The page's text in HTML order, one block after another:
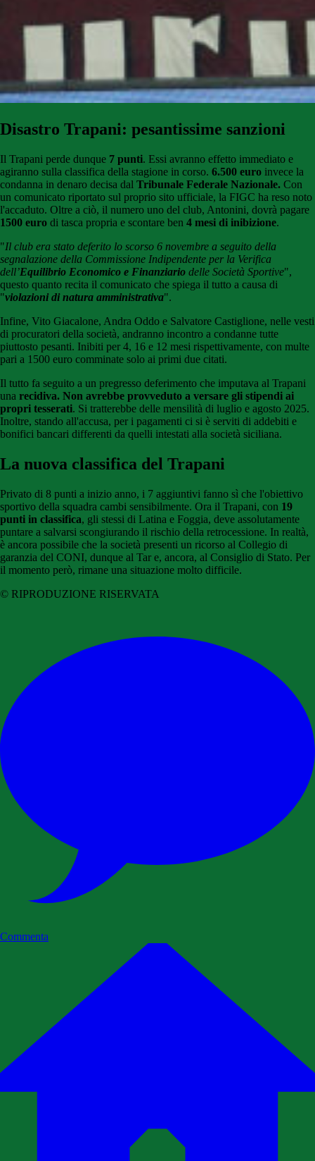
Disastro Trapani: pesantissime sanzioni
Il Trapani perde dunque 7 punti. Essi avranno effetto immediato e
agiranno sulla classifica della stagione in corso. 6.500 euro invece la
condanna in denaro decisa dal Tribunale Federale Nazionale. Con
un comunicato riportato sul proprio sito ufficiale, la FIGC ha reso noto
l'accaduto. Oltre a ciò, il numero uno del club, Antonini, dovrà pagare
1500 euro di tasca propria e scontare ben 4 mesi di inibizione.
"Il club era stato deferito lo scorso 6 novembre a seguito della
segnalazione della Commissione Indipendente per la Verifica
dell’Equilibrio Economico e Finanziario delle Società Sportive",
questo quanto recita il comunicato che spiega il tutto a causa di
"violazioni di natura amministrativa".
Infine, Vito Giacalone, Andra Oddo e Salvatore Castiglione, nelle vesti
di procuratori della società, andranno incontro a condanne tutte
piuttosto pesanti. Inibiti per 4, 16 e 12 mesi rispettivamente, con multe
pari a 1500 euro comminate solo ai primi due citati.
Il tutto fa seguito a un pregresso deferimento che imputava al Trapani
una recidiva. Non avrebbe provveduto a versare gli stipendi ai
propri tesserati. Si tratterebbe delle mensilità di luglio e agosto 2025.
Inoltre, stando all'accusa, per i pagamenti ci si è serviti di addebiti e
bonifici bancari differenti da quelli intestati alla società siciliana.
La nuova classifica del Trapani
Privato di 8 punti a inizio anno, i 7 aggiuntivi fanno sì che l'obiettivo
sportivo della squadra cambi sensibilmente. Ora il Trapani, con 19
punti in classifica, gli stessi di Latina e Foggia, deve assolutamente
puntare a salvarsi scongiurando il rischio della retrocessione. In realtà,
è ancora possibile che la società presenti un ricorso al Collegio di
garanzia del CONI, dunque al Tar e, ancora, al Consiglio di Stato. Per
il momento però, rimane una situazione molto difficile.
© RIPRODUZIONE RISERVATA
Commenta